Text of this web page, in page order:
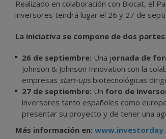
Realizado en colaboración con Biocat, el
inversores tendrá lugar el 26 y 27 de
La iniciativa se compone de dos partes:
26 de septiembre: Una jornada de
Johnson & Johnson Innovation con la
empresas start-upsbiotecnológicas
27 de septiembre: Un foro de
inversores tanto españoles como
presentar su proyecto y de tener una
Más información en: